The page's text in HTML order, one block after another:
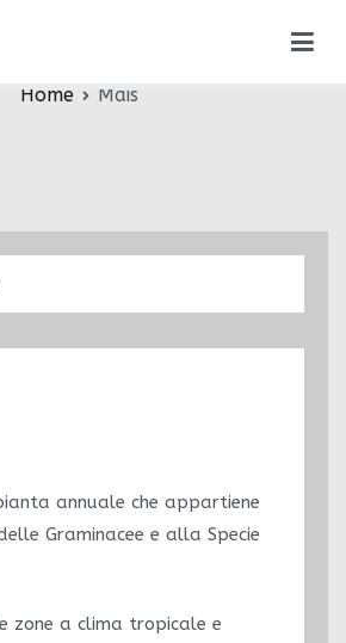
Home Mais
annuale che appartiene
Graminacee e alla Specie
zone a clima tropicale e